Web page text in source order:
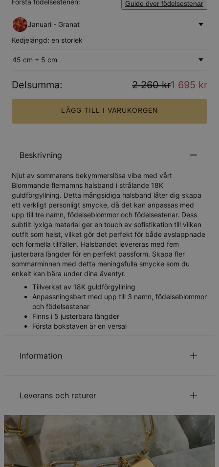
Guide över födelsestenar
Januari - Granat
Kedjelängd: en storlek
45 cm + 5 cm
Delsumma: 2 260 kr1 695 kr
LÄGG TILL I VARUKORGEN
Beskrivning
Njut av sommarens bekymmerslösa vibe med vårt
Blommande flernamns halsband i strålande 18K
guldförgyllning. Detta mångsidiga halsband låter dig skapa
ett verkligt personligt smycke, då det kan anpassas med
upp till tre namn, födelseblommor och födelsestenar. Dess
subtilt lyxiga material ger en touch av sofistikation till vilken
outfit som helst, vilket gör det perfekt för både avslappnade
och formella tillfällen. Halsbandet levereras med fem
justerbara längder för en perfekt passform. Skapa fler
sommarminnen med detta meningsfulla smycke som du
enkelt kan bära under dina äventyr.
Tillverkat av 18K guldförgyllning
Anpassningsbart med upp till 3 namn, födelseblommor
och födelsestenar
Finns i 5 justerbara längder
Första bokstaven är en versal
Information
Kedjetyp
Ärtlänkskedja
Kedjeförlängning
5 cm
Mått på
hängsmycke
Namn- 21,5 mm x 7,6 mm / 0,84" x 0,3",
Födelseblomma- 9,0 mm x 12,9 mm / 0,35"
x 0,50"
Typ av sten
Cubic Zirconia
Hypoallergenisk
Leverans och returer
Din beställning kommer att skickas med följande
leveranssätt:
Metod Beräknat leveransdatum
Få det senast